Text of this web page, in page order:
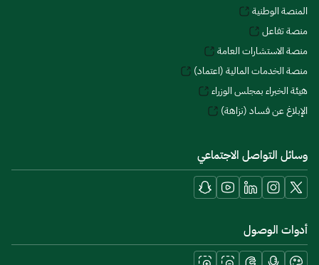
المنصة الوطنية
منصة تفاعل
منصة الاستشارات العامة
منصة الخدمات المالية (اعتماد)
هيئة الخبراء بمجلس الوزراء
الإبلاغ عن فساد (نزاهة)
وسائل التواصل الاجتماعي
أدوات الوصول